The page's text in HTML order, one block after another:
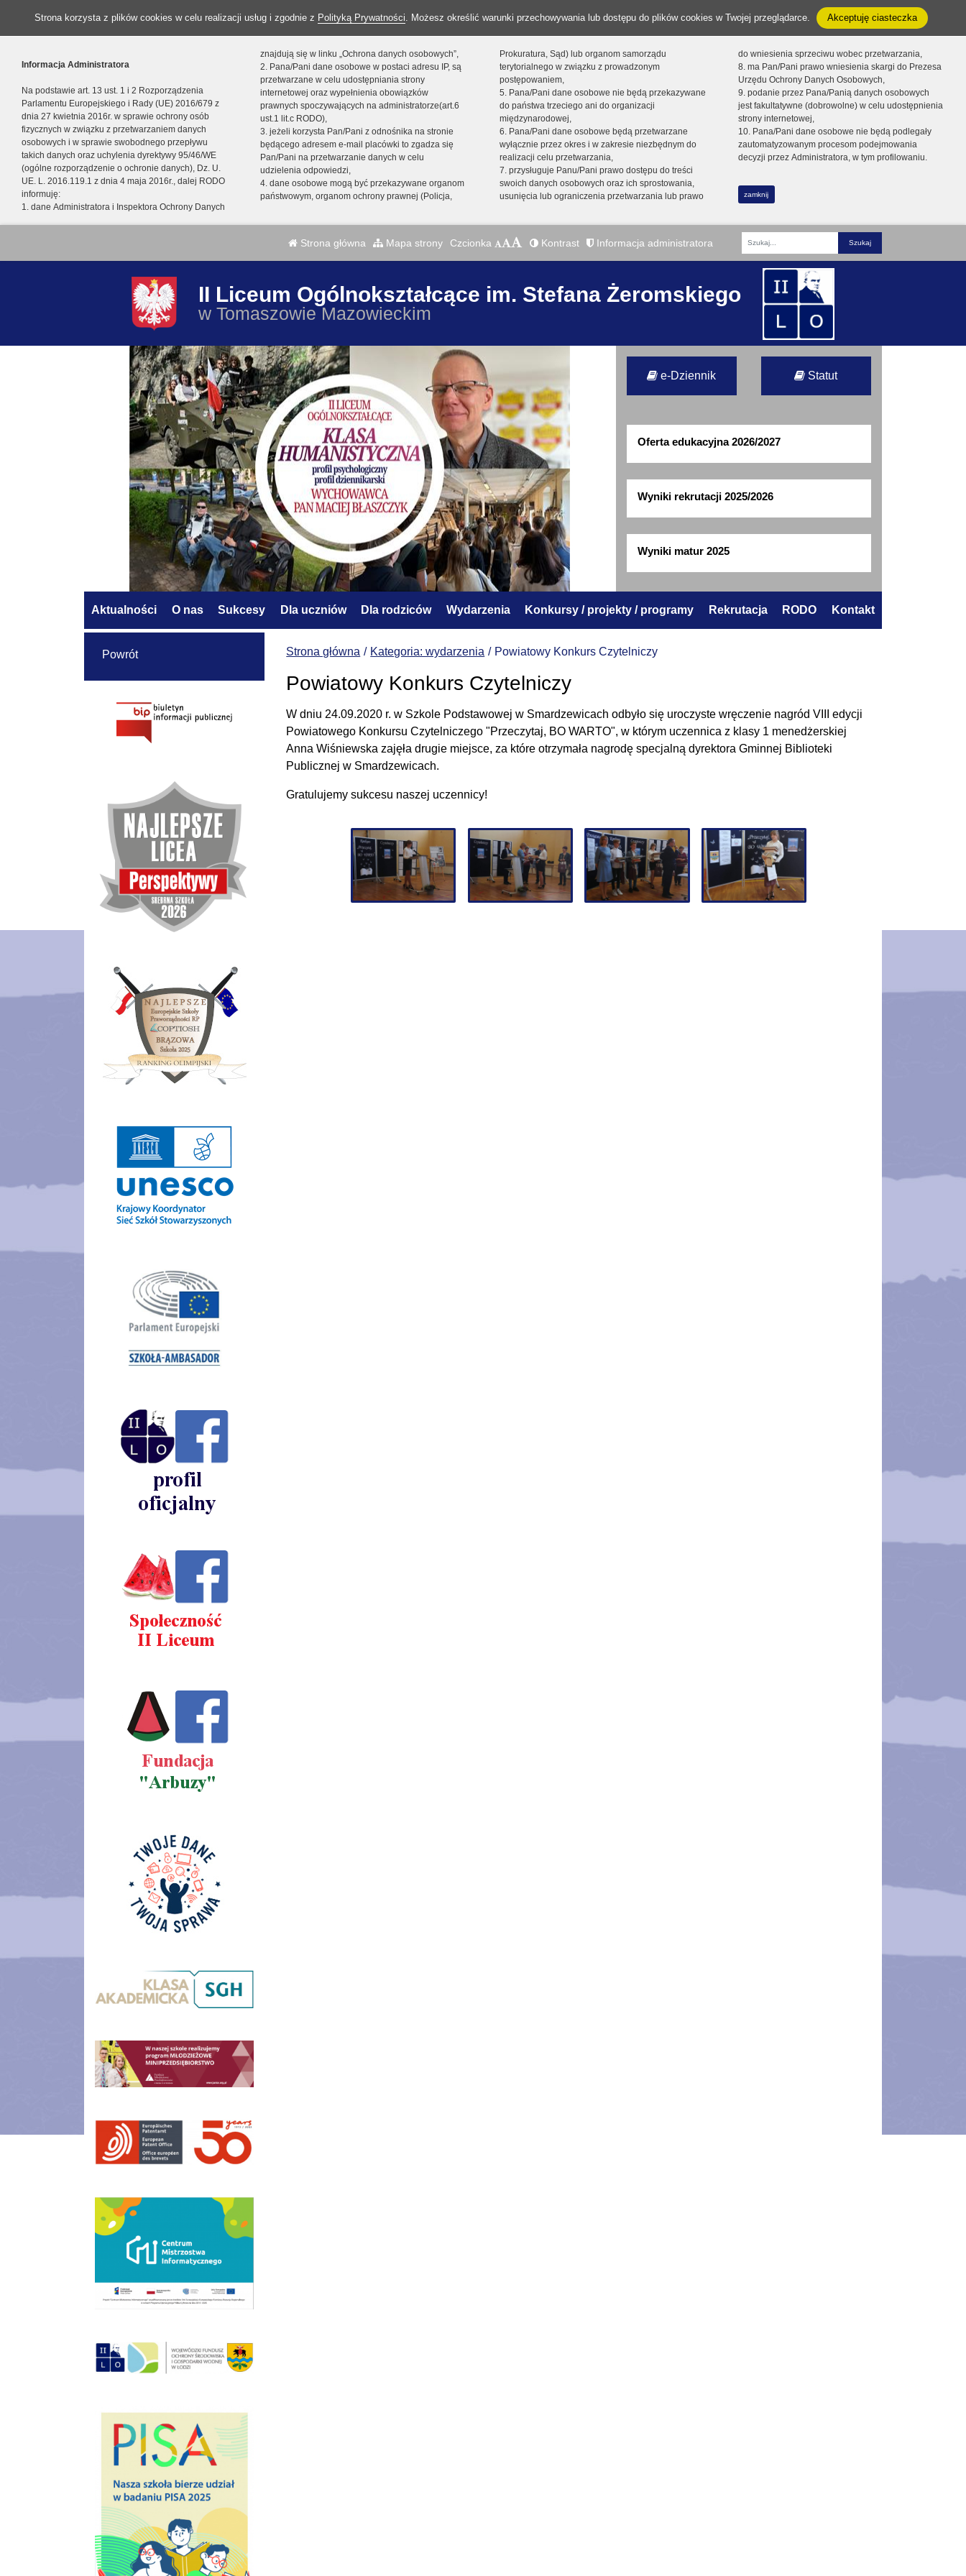
Strona korzysta z plików cookies w celu realizacji usług i zgodnie z Polityką Prywatności. Możesz określić warunki przechowywania lub dostępu do plików cookies w Twojej przeglądarce. Akceptuję ciasteczka
Informacja Administratora
Na podstawie art. 13 ust. 1 i 2 Rozporządzenia
Parlamentu Europejskiego i Rady (UE) 2016/679 z
dnia 27 kwietnia 2016r. w sprawie ochrony osób
fizycznych w związku z przetwarzaniem danych
osobowych i w sprawie swobodnego przepływu
takich danych oraz uchylenia dyrektywy 95/46/WE
(ogólne rozporządzenie o ochronie danych), Dz. U.
UE. L. 2016.119.1 z dnia 4 maja 2016r., dalej RODO
informuję:
1. dane Administratora i Inspektora Ochrony Danych
znajdują się w linku „Ochrona danych osobowych”,
2. Pana/Pani dane osobowe w postaci adresu IP, są
przetwarzane w celu udostępniania strony
internetowej oraz wypełnienia obowiązków
prawnych spoczywających na administratorze(art.6
ust.1 lit.c RODO),
3. jeżeli korzysta Pan/Pani z odnośnika na stronie
będącego adresem e-mail placówki to zgadza się
Pan/Pani na przetwarzanie danych w celu
udzielenia odpowiedzi,
4. dane osobowe mogą być przekazywane organom
państwowym, organom ochrony prawnej (Policja,
Prokuratura, Sąd) lub organom samorządu
terytorialnego w związku z prowadzonym
postępowaniem,
5. Pana/Pani dane osobowe nie będą przekazywane
do państwa trzeciego ani do organizacji
międzynarodowej,
6. Pana/Pani dane osobowe będą przetwarzane
wyłącznie przez okres i w zakresie niezbędnym do
realizacji celu przetwarzania,
7. przysługuje Panu/Pani prawo dostępu do treści
swoich danych osobowych oraz ich sprostowania,
usunięcia lub ograniczenia przetwarzania lub prawo
do wniesienia sprzeciwu wobec przetwarzania,
8. ma Pan/Pani prawo wniesienia skargi do Prezesa
Urzędu Ochrony Danych Osobowych,
9. podanie przez Pana/Panią danych osobowych
jest fakultatywne (dobrowolne) w celu udostępnienia
strony internetowej,
10. Pana/Pani dane osobowe nie będą podlegały
zautomatyzowanym procesom podejmowania
decyzji przez Administratora, w tym profilowaniu.
zamknij
Strona główna Mapa strony Czcionka Kontrast Informacja administratora
Fraza
II Liceum Ogólnokształcące im. Stefana Żeromskiego
w Tomaszowie Mazowieckim
e-Dziennik Statut
Oferta edukacyjna 2026/2027
Wyniki rekrutacji 2025/2026
Wyniki matur 2025
Aktualności O nas Sukcesy Dla uczniów Dla rodziców Wydarzenia Konkursy / projekty / programy Rekrutacja RODO Kontakt
Strona główna Kategoria: wydarzenia Powiatowy Konkurs Czytelniczy
Powiatowy Konkurs Czytelniczy
W dniu 24.09.2020 r. w Szkole Podstawowej w Smardzewicach odbyło się uroczyste wręczenie nagród VIII edycji
Powiatowego Konkursu Czytelniczego "Przeczytaj, BO WARTO", w którym uczennica z klasy 1 menedżerskiej
Anna Wiśniewska zajęła drugie miejsce, za które otrzymała nagrodę specjalną dyrektora Gminnej Biblioteki
Publicznej w Smardzewicach.
Gratulujemy sukcesu naszej uczennicy!
Powrót